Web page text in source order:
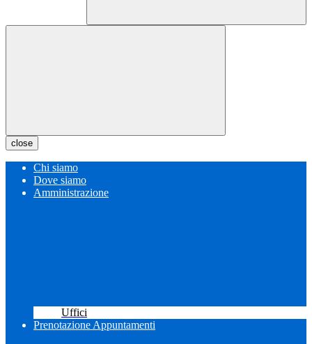
close
Chi siamo
Dove siamo
Amministrazione
Uffici
Prenotazione Appuntamenti